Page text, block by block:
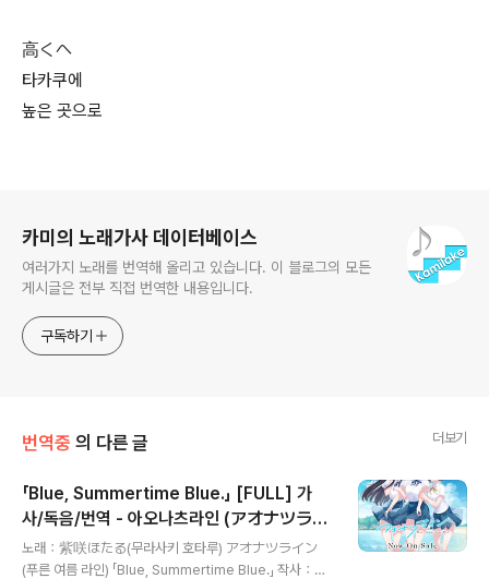
高くへ
타카쿠에
높은 곳으로
카미의 노래가사 데이터베이스
여러가지 노래를 번역해 올리고 있습니다. 이 블로그의 모든
게시글은 전부 직접 번역한 내용입니다.
구독하기
번역중 의 다른 글 더보기
「Blue, Summertime Blue.」 [FULL] 가
사/독음/번역 - 아오나츠라인 (アオナツライ
ン) ED
노래：紫咲ほたる(무라사키 호타루) アオナツライン
(푸른 여름 라인) 「Blue, Summertime Blue.」 작사：え